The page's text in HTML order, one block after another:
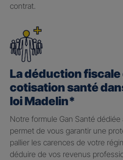
contrat.
La déduction
cotisation santé
loi Madelin*
Notre formule Gan Santé
permet de vous garantir une
pallier les carences de votre
déduire de vos revenus